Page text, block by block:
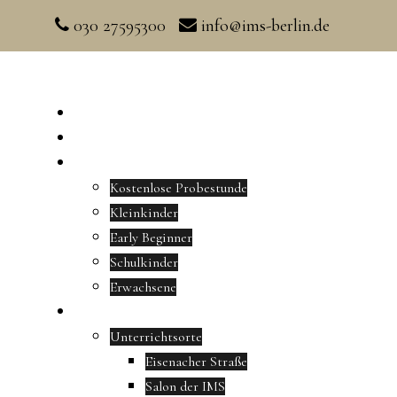
030 27595300 info@ims-berlin.de
Kostenlose Probestunde
Kleinkinder
Early Beginner
Schulkinder
Erwachsene
Unterrichtsorte
Eisenacher Straße
Salon der IMS